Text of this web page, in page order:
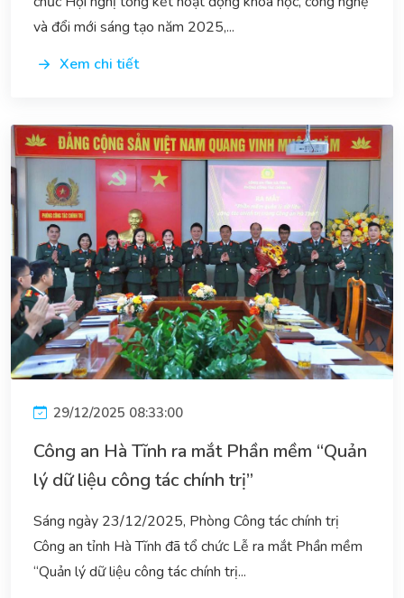
và đổi mới sáng tạo năm 2025,...
Xem chi tiết
29/12/2025 08:33:00
Công an Hà Tĩnh ra mắt Phần mềm “Quản
lý dữ liệu công tác chính trị”
Sáng ngày 23/12/2025, Phòng Công tác chính trị
Công an tỉnh Hà Tĩnh đã tổ chức Lễ ra mắt Phần mềm
“Quản lý dữ liệu công tác chính trị...